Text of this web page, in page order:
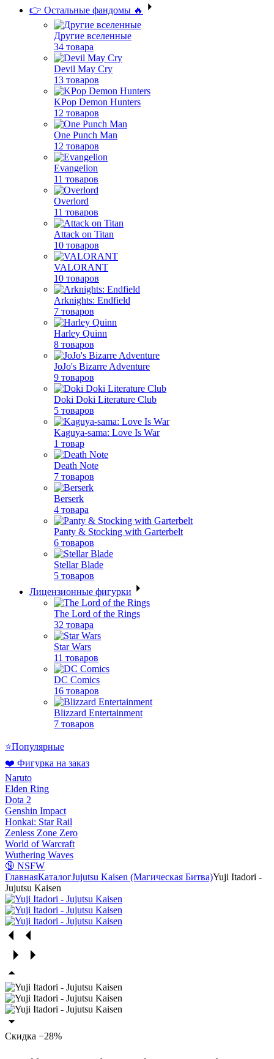
👉 Остальные фандомы 🔥
Другие вселенные
34 товара
Devil May Cry
13 товаров
KPop Demon Hunters
12 товаров
One Punch Man
12 товаров
Evangelion
11 товаров
Overlord
11 товаров
Attack on Titan
10 товаров
VALORANT
10 товаров
Arknights: Endfield
7 товаров
Harley Quinn
8 товаров
JoJo's Bizarre Adventure
9 товаров
Doki Doki Literature Club
5 товаров
Kaguya-sama: Love Is War
1 товар
Death Note
7 товаров
Berserk
4 товара
Panty & Stocking with Garterbelt
6 товаров
Stellar Blade
5 товаров
Лицензионные фигурки
The Lord of the Rings
32 товара
Star Wars
11 товаров
DC Comics
16 товаров
Blizzard Entertainment
7 товаров
⭐Популярные
❤️ Фигурка на заказ
Naruto
Elden Ring
Dota 2
Genshin Impact
Honkai: Star Rail
Zenless Zone Zero
World of Warcraft
Wuthering Waves
🔞 NSFW
ГлавнаяКаталогJujutsu Kaisen (Магическая Битва)Yuji Itadori -
Jujutsu Kaisen
Скидка −28%